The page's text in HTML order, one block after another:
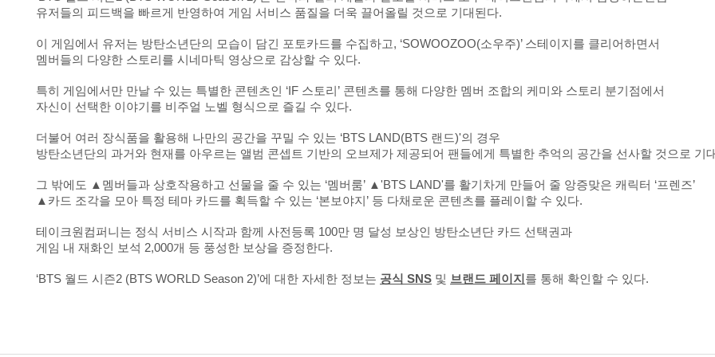
유저들의 피드백을 빠르게 반영하여 게임 서비스 품질을 더욱 끌어올릴 것으로 기대된다.
이 게임에서 유저는 방탄소년단의 모습이 담긴 포토카드를 수집하고, ‘SOWOOZOO(소우주)’ 스테이지를 클리어하면서
멤버들의 다양한 스토리를 시네마틱 영상으로 감상할 수 있다.
특히 게임에서만 만날 수 있는 특별한 콘텐츠인 ‘IF 스토리’ 콘텐츠를 통해 다양한 멤버 조합의 케미와 스토리 분기점에서
자신이 선택한 이야기를 비주얼 노벨 형식으로 즐길 수 있다.
더불어 여러 장식품을 활용해 나만의 공간을 꾸밀 수 있는 ‘BTS LAND(BTS 랜드)'의 경우
방탄소년단의 과거와 현재를 아우르는 앨범 콘셉트 기반의 오브제가 제공되어 팬들에게 특별한 추억의 공간을 선사할 것으로 기
그 밖에도 ▲멤버들과 상호작용하고 선물을 줄 수 있는 ‘멤버룸’ ▲'BTS LAND'를 활기차게 만들어 줄 앙증맞은 캐릭터 ‘프렌즈’
▲카드 조각을 모아 특정 테마 카드를 획득할 수 있는 ‘본보야지’ 등 다채로운 콘텐츠를 플레이할 수 있다.
테이크원컴퍼니는 정식 서비스 시작과 함께 사전등록 100만 명 달성 보상인 방탄소년단 카드 선택권과
게임 내 재화인 보석 2,000개 등 풍성한 보상을 증정한다.
‘BTS 월드 시즌2 (BTS WORLD Season 2)’에 대한 자세한 정보는 공식 SNS 및 브랜드 페이지 를 통해 확인할 수 있다.